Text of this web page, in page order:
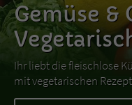
Gemüse &
Ihr liebt die fleischlose
mit vegetarischen